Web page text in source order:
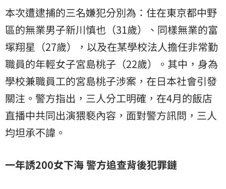
本次遭逮捕的三名嫌犯分別為：住在東京都中野
區的無業男子新川慎也（31歲）、同樣無業的富
塚翔星（27歲），以及在某學校法人擔任非常勤
職員的年輕女子宮島桃子（22歲）。其中，身為
學校兼職員工的宮島桃子涉案，在日本社會引發
關注。警方指出，三人分工明確，在4月的飯店
直播中共同出演猥褻內容，面對警方訊問，三人
均坦承不諱。
一年誘200女下海 警方追查背後犯罪鏈